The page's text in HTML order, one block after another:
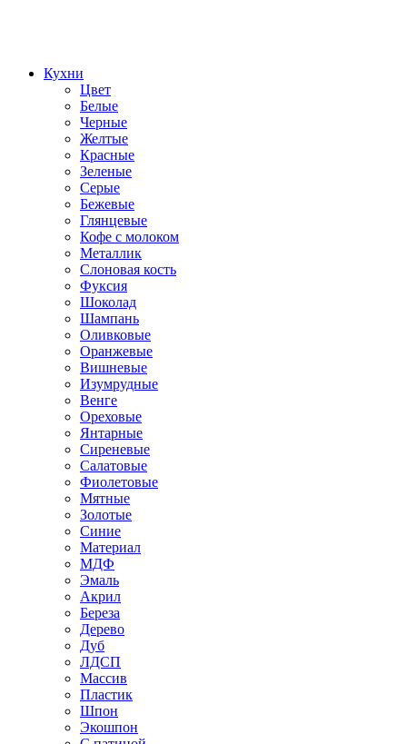
Кухни
Цвет
Белые
Черные
Желтые
Красные
Зеленые
Серые
Бежевые
Глянцевые
Кофе с молоком
Металлик
Слоновая кость
Фуксия
Шоколад
Шампань
Оливковые
Оранжевые
Вишневые
Изумрудные
Венге
Ореховые
Янтарные
Сиреневые
Салатовые
Фиолетовые
Мятные
Золотые
Синие
Материал
МДФ
Эмаль
Акрил
Береза
Дерево
Дуб
ЛДСП
Массив
Пластик
Шпон
Экошпон